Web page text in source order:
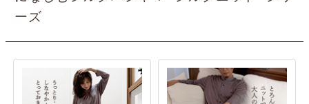
ーズ